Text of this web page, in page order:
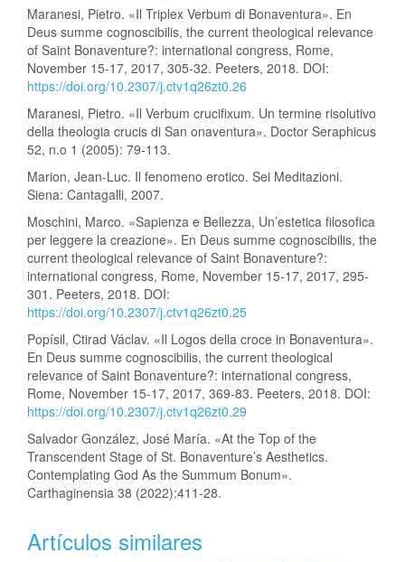
Maranesi, Pietro. «Il Triplex Verbum di Bonaventura». En
Deus summe cognoscibilis, the current theological relevance
of Saint Bonaventure?: international congress, Rome,
November 15-17, 2017, 305-32. Peeters, 2018. DOI:
https://doi.org/10.2307/j.ctv1q26zt0.26
Maranesi, Pietro. «Il Verbum crucifixum. Un termine risolutivo
della theologia crucis di San onaventura». Doctor Seraphicus
52, n.o 1 (2005): 79-113.
Marion, Jean-Luc. Il fenomeno erotico. Sei Meditazioni.
Siena: Cantagalli, 2007.
Moschini, Marco. «Sapienza e Bellezza, Un’estetica filosofica
per leggere la creazione». En Deus summe cognoscibilis, the
current theological relevance of Saint Bonaventure?:
international congress, Rome, November 15-17, 2017, 295-
301. Peeters, 2018. DOI:
https://doi.org/10.2307/j.ctv1q26zt0.25
Popísil, Ctirad Václav. «Il Logos della croce in Bonaventura».
En Deus summe cognoscibilis, the current theological
relevance of Saint Bonaventure?: international congress,
Rome, November 15-17, 2017, 369-83. Peeters, 2018. DOI:
https://doi.org/10.2307/j.ctv1q26zt0.29
Salvador González, José María. «At the Top of the
Transcendent Stage of St. Bonaventure’s Aesthetics.
Contemplating God As the Summum Bonum».
Carthaginensia 38 (2022):411-28.
Artículos similares